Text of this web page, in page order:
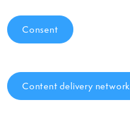
Consent
Content delivery network